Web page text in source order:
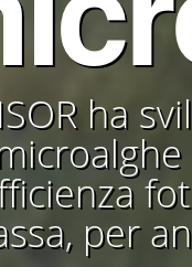
ha
per